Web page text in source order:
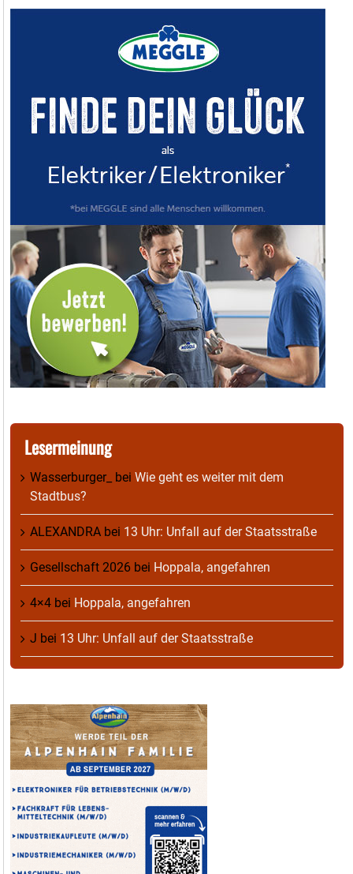
Lesermeinung
Wasserburger_ bei Wie geht es weiter mit dem
Stadtbus?
ALEXANDRA bei 13 Uhr: Unfall auf der Staatsstraße
Gesellschaft 2026 bei Hoppala, angefahren
4×4 bei Hoppala, angefahren
J bei 13 Uhr: Unfall auf der Staatsstraße